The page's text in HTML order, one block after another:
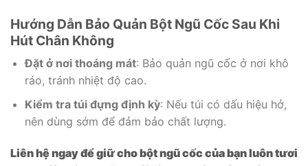
Hướng Dẫn Bảo Quản Bột Ngũ Cốc Sau Khi
Hút Chân Không
Đặt ở nơi thoáng mát: Bảo quản ngũ cốc ở nơi khô
ráo, tránh nhiệt độ cao.
Kiểm tra túi đựng định kỳ: Nếu túi có dấu hiệu hở,
nên dùng sớm để đảm bảo chất lượng.
Liên hệ ngay để giữ cho bột ngũ cốc của bạn luôn tươi